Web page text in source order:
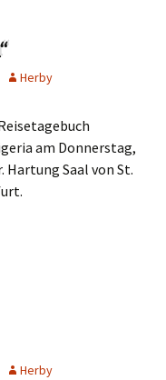
Herby
am Donnerstag,
Hartung Saal von St.
Herby